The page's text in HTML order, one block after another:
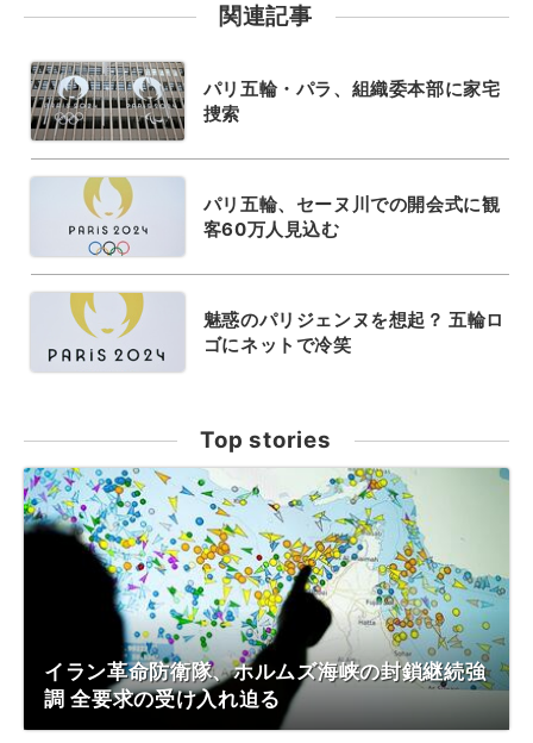
関連記事
パリ五輪・パラ、組織委本部に家宅
捜索
パリ五輪、セーヌ川での開会式に観
客60万人見込む
魅惑のパリジェンヌを想起？ 五輪ロ
ゴにネットで冷笑
Top stories
イラン革命防衛隊、ホルムズ海峡の封鎖継続強
調 全要求の受け入れ迫る